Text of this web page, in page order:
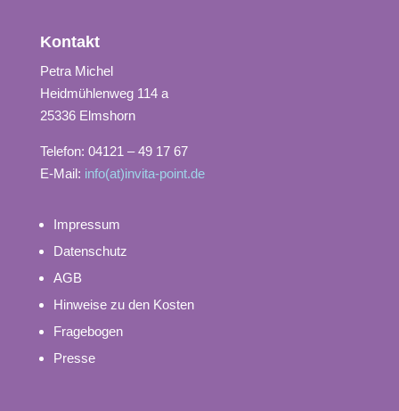
Kontakt
Petra Michel
Heidmühlenweg 114 a
25336 Elmshorn
Telefon: 04121 – 49 17 67
E-Mail: info(at)invita-point.de
Impressum
Datenschutz
AGB
Hinweise zu den Kosten
Fragebogen
Presse